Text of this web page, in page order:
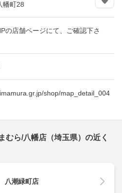
幡町28
の店舗ページにて、ご確認下さ
shop/map_detail_004
むら/八幡店（埼玉県）の近く
八潮緑町店